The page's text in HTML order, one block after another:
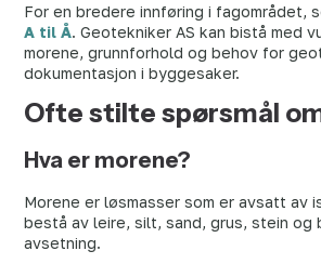
For en bredere innføring i fagområdet,
A til Å. Geotekniker AS kan bistå med
morene, grunnforhold og behov for
dokumentasjon i byggesaker.
Ofte stilte spørsmål
Hva er morene?
Morene er løsmasser som er avsatt av
bestå av leire, silt, sand, grus, stein og
avsetning.